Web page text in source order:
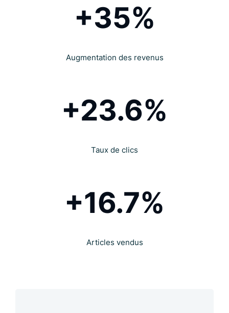
+35%
Augmentation des revenus
+23.6%
Taux de clics
+16.7%
Articles vendus